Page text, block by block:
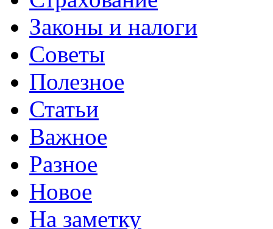
Законы и налоги
Советы
Полезное
Статьи
Важное
Разное
Новое
На заметку